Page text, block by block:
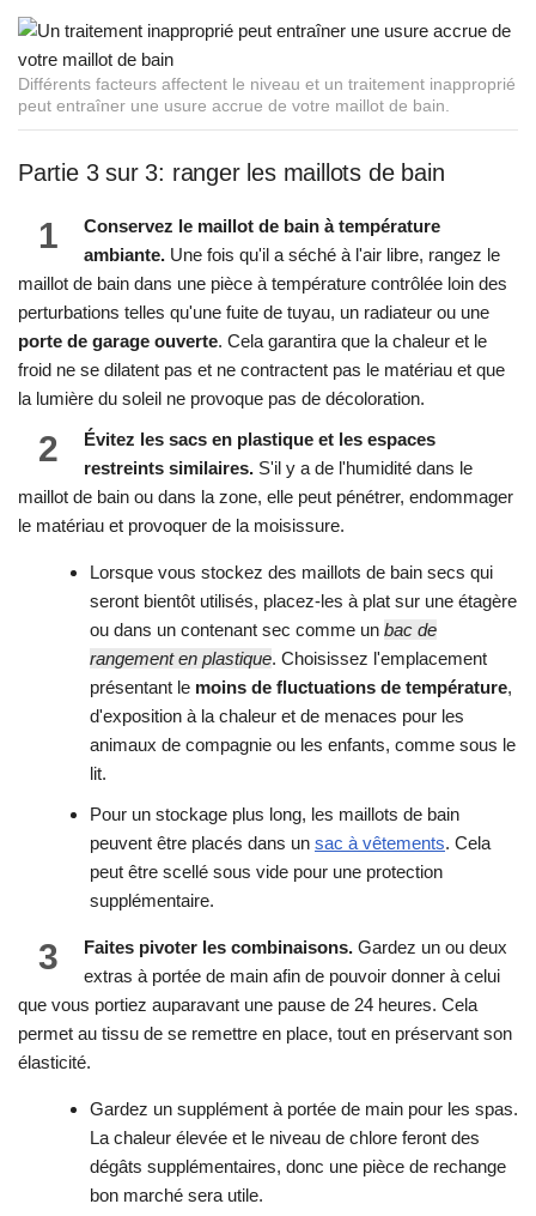
Différents facteurs affectent le niveau et un traitement inapproprié
peut entraîner une usure accrue de votre maillot de bain.
Partie 3 sur 3: ranger les maillots de bain
1
Conservez le maillot de bain à température
ambiante. Une fois qu'il a séché à l'air libre, rangez le
maillot de bain dans une pièce à température contrôlée loin des
perturbations telles qu'une fuite de tuyau, un radiateur ou une
porte de garage ouverte. Cela garantira que la chaleur et le
froid ne se dilatent pas et ne contractent pas le matériau et que
la lumière du soleil ne provoque pas de décoloration.
2
Évitez les sacs en plastique et les espaces
restreints similaires. S'il y a de l'humidité dans le
maillot de bain ou dans la zone, elle peut pénétrer, endommager
le matériau et provoquer de la moisissure.
Lorsque vous stockez des maillots de bain secs qui
seront bientôt utilisés, placez-les à plat sur une étagère
ou dans un contenant sec comme un bac de
rangement en plastique. Choisissez l'emplacement
présentant le moins de fluctuations de température,
d'exposition à la chaleur et de menaces pour les
animaux de compagnie ou les enfants, comme sous le
lit.
Pour un stockage plus long, les maillots de bain
peuvent être placés dans un sac à vêtements. Cela
peut être scellé sous vide pour une protection
supplémentaire.
3 Faites pivoter les combinaisons. Gardez un ou deux
extras à portée de main afin de pouvoir donner à celui
que vous portiez auparavant une pause de 24 heures. Cela
permet au tissu de se remettre en place, tout en préservant son
élasticité.
Gardez un supplément à portée de main pour les spas.
La chaleur élevée et le niveau de chlore feront des
dégâts supplémentaires, donc une pièce de rechange
bon marché sera utile.